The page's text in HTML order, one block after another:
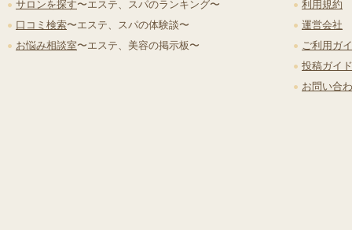
サロンを探す〜エステ、スパのランキング〜
口コミ検索〜エステ、スパの体験談〜
お悩み相談室〜エステ、美容の掲示板〜
利用規約
運営会社
ご利用ガ
投稿ガイ
お問い合